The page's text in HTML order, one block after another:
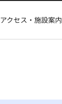
アクセス・施設案内